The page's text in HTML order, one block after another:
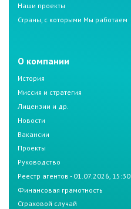
Наши проекты
Страны, с которыми Мы работаем
О компании
История
Миссия и стратегия
Лицензии и др.
Новости
Вакансии
Проекты
Руководство
Реестр агентов - 01.07.2026, 15:30
Финансовая грамотность
Страховой случай